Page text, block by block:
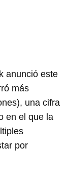
anunció este
más
una cifra
en el que la
por